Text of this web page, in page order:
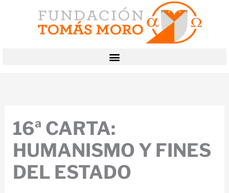
16ª CARTA:
HUMANISMO Y FINES
DEL ESTADO